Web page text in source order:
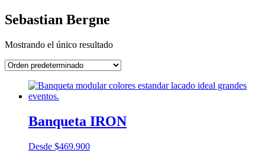
Sebastian Bergne
Mostrando el único resultado
Banqueta IRON
Desde $469.900